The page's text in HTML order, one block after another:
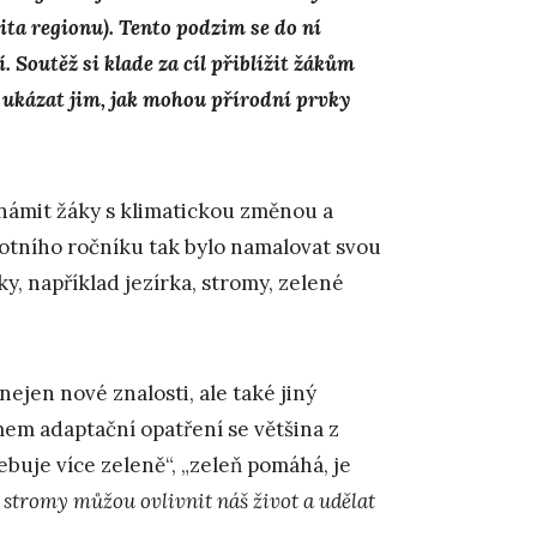
regionu). Tento podzim se do ní
Soutěž si klade za cíl přiblížit žákům
ukázat jim, jak mohou přírodní prvky
žáky s klimatickou změnou a
ročníku tak bylo namalovat svou
například jezírka, stromy, zelené
nové znalosti, ale také jiný
adaptační opatření se většina z
více zeleně“, „zeleň pomáhá, je
můžou ovlivnit náš život a udělat